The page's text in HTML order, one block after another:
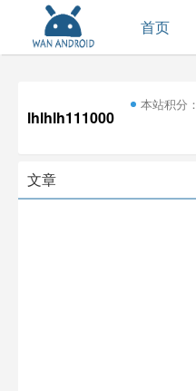
首页
lhlhlh111000
本站积分：
文章